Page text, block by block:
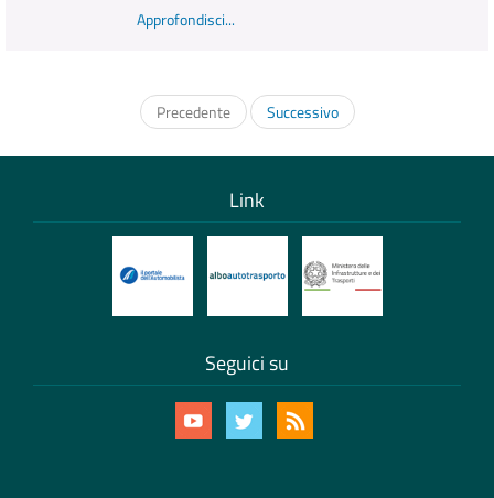
Approfondisci...
Precedente Successivo
Link
Seguici su